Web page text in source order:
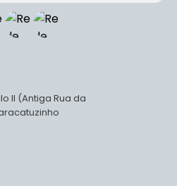
II (Antiga Rua da